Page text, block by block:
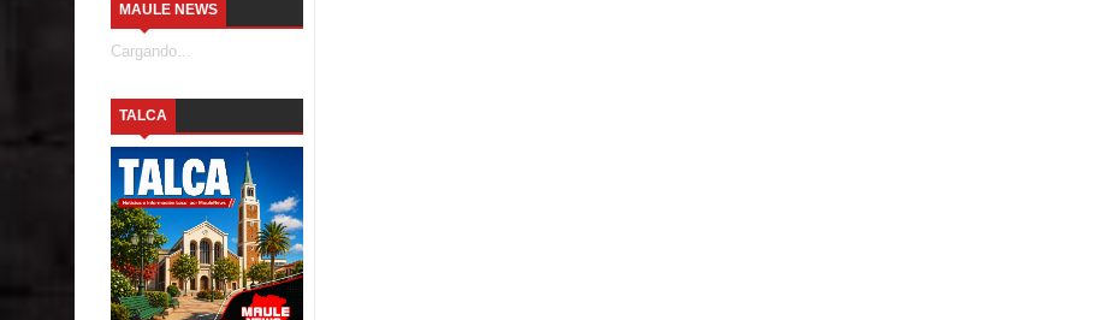
comunidades escolares
Seremi de Desarrollo Social y Familia mantiene despliegue para apoyar a niños y adolescentes durante la
emergencia.
Del anime al K-pop: especialistas U. de Chile analizan el creciente interés por las culturas japonesa y coreana
MAULE NEWS
Cargando...
TALCA